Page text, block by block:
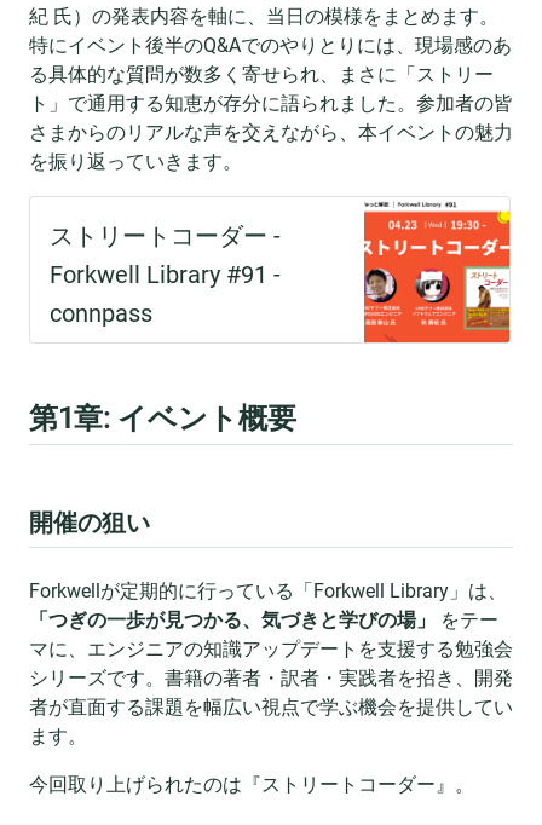
紀 氏）の発表内容を軸に、当日の模様をまとめます。
特にイベント後半のQ&Aでのやりとりには、現場感のあ
る具体的な質問が数多く寄せられ、まさに「ストリー
ト」で通用する知恵が存分に語られました。参加者の皆
さまからのリアルな声を交えながら、本イベントの魅力
を振り返っていきます。
第1章: イベント概要
開催の狙い
Forkwellが定期的に行っている「Forkwell Library」は、
「つぎの一歩が見つかる、気づきと学びの場」
をテー
マに、エンジニアの知識アップデートを支援する勉強会
シリーズです。書籍の著者・訳者・実践者を招き、開発
者が直面する課題を幅広い視点で学ぶ機会を提供してい
ます。
今回取り上げられたのは『ストリートコーダー』。